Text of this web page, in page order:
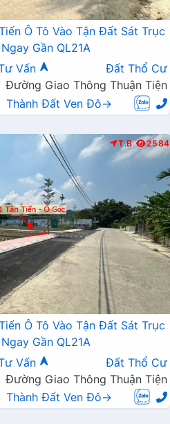
Ô Tô Vào Tận Đất Sát Trục
Gần QL21A
Vấn
Đất Thổ Cư
Đường Giao Thông Thuận Tiện
Thành Đất Ven Đô→
T.B 2584
Ô Tô Vào Tận Đất Sát Trục
Gần QL21A
Vấn
Đất Thổ Cư
Đường Giao Thông Thuận Tiện
Thành Đất Ven Đô→